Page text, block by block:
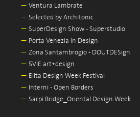
— Ventura Lambrate
— Selected by Architonic
— SuperDesign Show - Superstudio
— Porta Venezia In Design
— Zona Santambrogio - DOUTDESign
— 5VIE art+design
— Elita Design Week Festival
— Interni - Open Borders
— Sarpi Bridge_Oriental Design Week